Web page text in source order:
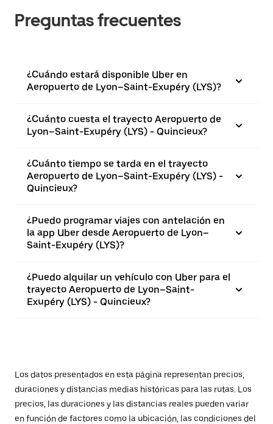
Preguntas frecuentes
¿Cuándo estará disponible Uber en
Aeropuerto de Lyon–Saint-Exupéry (LYS)?
¿Cuánto cuesta el trayecto Aeropuerto de
Lyon–Saint-Exupéry (LYS) - Quincieux?
¿Cuánto tiempo se tarda en el trayecto
Aeropuerto de Lyon–Saint-Exupéry (LYS) -
Quincieux?
¿Puedo programar viajes con antelación en
la app Uber desde Aeropuerto de Lyon–
Saint-Exupéry (LYS)?
¿Puedo alquilar un vehículo con Uber para el
trayecto Aeropuerto de Lyon–Saint-
Exupéry (LYS) - Quincieux?
Los datos presentados en esta página representan precios,
duraciones y distancias medias históricas para las rutas. Los
precios, las duraciones y las distancias reales pueden variar
en función de factores como la ubicación, las condiciones del